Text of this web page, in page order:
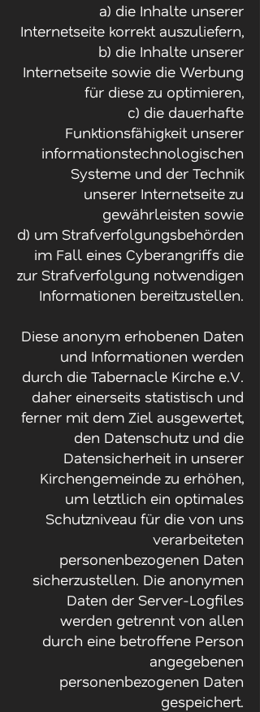
a) die Inhalte unserer
Internetseite korrekt auszuliefern,
b) die Inhalte unserer
Internetseite sowie die Werbung
für diese zu optimieren,
c) die dauerhafte
Funktionsfähigkeit unserer
informationstechnologischen
Systeme und der Technik
unserer Internetseite zu
gewährleisten sowie
d) um Strafverfolgungsbehörden
im Fall eines Cyberangriffs die
zur Strafverfolgung notwendigen
Informationen bereitzustellen.
Diese anonym erhobenen Daten
und Informationen werden
durch die Tabernacle Kirche e.V.
daher einerseits statistisch und
ferner mit dem Ziel ausgewertet,
den Datenschutz und die
Datensicherheit in unserer
Kirchengemeinde zu erhöhen,
um letztlich ein optimales
Schutzniveau für die von uns
verarbeiteten
personenbezogenen Daten
sicherzustellen. Die anonymen
Daten der Server-Logfiles
werden getrennt von allen
durch eine betroffene Person
angegebenen
personenbezogenen Daten
gespeichert.